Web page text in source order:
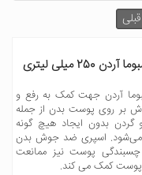
قبلی
میلی لیتری
آردن جهت کمک به رفع و
بر روی پوست بدن از جمله
گردن بدون ایجاد هیچ گونه
می‌شود. اسپری ضد جوش بدن
پوست نیز ممانعت
پوست کمک می کند.